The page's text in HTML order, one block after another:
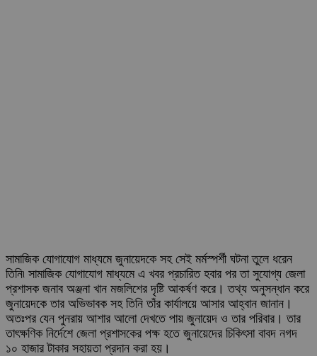
সামাজিক যোগাযোগ মাধ্যমে জুনায়েদকে সহ সেই মর্মস্পর্শী ঘটনা তুলে ধরেন
তিনি৷ সামাজিক যোগাযোগ মাধ্যমে এ খবর প্রচারিত হবার পর তা সুযোগ্য জেলা
প্রশাসক জনাব অঞ্জনা খান মজলিশের দৃষ্টি আকর্ষণ করে। তথ্য অনুসন্ধান করে
জুনায়েদকে তার অভিভাবক সহ তিনি তাঁর কার্যালয়ে আসার আহ্বান জানান।
অতঃপর যেন পুনরায় আশার আলো দেখতে পায় জুনায়েদ ও তার পরিবার। তার
তাৎক্ষণিক নির্দেশে জেলা প্রশাসকের পক্ষ হতে জুনায়েদের চিকিৎসা বাবদ নগদ
১০ হাজার টাকার সহায়তা প্রদান করা হয়।